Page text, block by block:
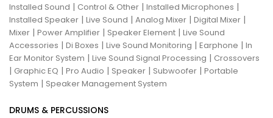
Installed Sound | Control & Other | Installed Microphones |
Installed Speaker | Live Sound | Analog Mixer | Digital Mixer |
Mixer | Power Amplifier | Speaker Element | Live Sound
Accessories | Di Boxes | Live Sound Monitoring | Earphone | In
Ear Monitor System | Live Sound Signal Processing | Crossovers
| Graphic EQ | Pro Audio | Speaker | Subwoofer | Portable
System | Speaker Management System
DRUMS & PERCUSSIONS